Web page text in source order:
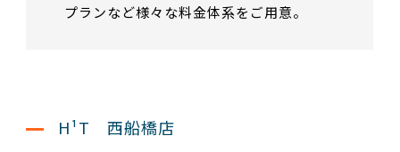
プランなど様々な料金体系をご用意。
H¹T 西船橋店